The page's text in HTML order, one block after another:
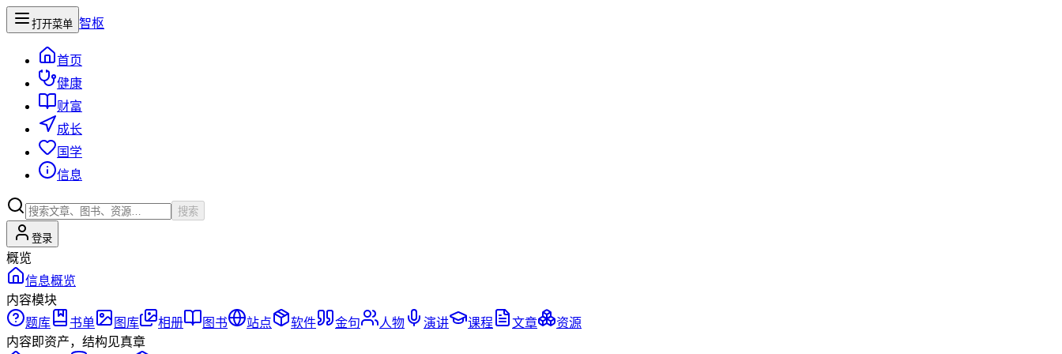
打开菜单 智枢
首页
健康
财富
成长
国学
信息
搜索
登录
概览
信息概览
内容模块
题库
书单 图库 相册 图书 站点 软件 金句 人物 演讲 课程 文章
资源
内容即资产，结构见真章